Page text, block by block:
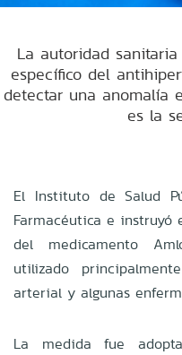
La autoridad
específico del
detectar una anomalía
es la
El Instituto de Salud
Farmacéutica e
del medicamento
utilizado
arterial y algunas
La medida fue